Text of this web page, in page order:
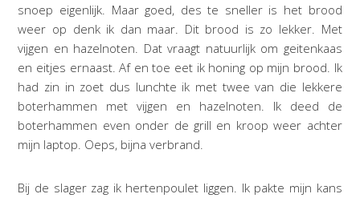
snoep eigenlijk. Maar goed, des te sneller is het brood
weer op denk ik dan maar. Dit brood is zo lekker. Met
vijgen en hazelnoten. Dat vraagt natuurlijk om geitenkaas
en eitjes ernaast. Af en toe eet ik honing op mijn brood. Ik
had zin in zoet dus lunchte ik met twee van die lekkere
boterhammen met vijgen en hazelnoten. Ik deed de
boterhammen even onder de grill en kroop weer achter
mijn laptop. Oeps, bijna verbrand.
Bij de slager zag ik hertenpoulet liggen. Ik pakte mijn kans